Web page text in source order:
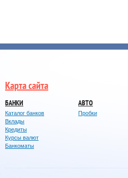
Карта сайта
БАНКИ
Каталог банков
Вклады
Кредиты
Курсы валют
Банкоматы
АВТО
Пробки